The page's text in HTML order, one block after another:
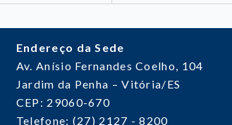
Endereço da Sede
Av. Anísio Fernandes Coelho, 104
Jardim da Penha – Vitória/ES
CEP: 29060-670
Telefone: (27) 2127 - 8200